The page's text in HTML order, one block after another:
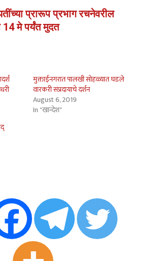
प्रारूप प्रभाग रचनेवरील
मे पर्यंत मुदत
मुक्ताईनगरात पालखी सोहळ्यात घडले
वारकरी संप्रदायाचे दर्शन
August 6, 2019
In "खान्देश"